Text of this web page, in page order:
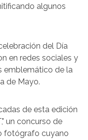
algunos
del Día
en redes sociales y
emblemático de la
de Mayo.
de esta edición
un concurso de
fotógrafo cuyano